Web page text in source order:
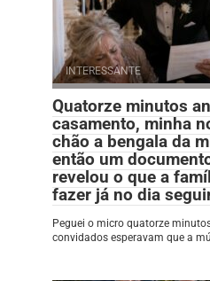
INTERESSANTE
Quatorze minutos
casamento, minha
chão a bengala da
então um
revelou o que a
fazer já no dia
Peguei o micro quatorze
convidados esperavam que a